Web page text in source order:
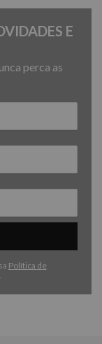
E
perca as
Política de